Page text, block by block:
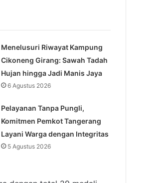
Menelusuri Riwayat Kampung
Cikoneng Girang: Sawah Tadah
Hujan hingga Jadi Manis Jaya
6 Agustus 2026
Pelayanan Tanpa Pungli,
Komitmen Pemkot Tangerang
Layani Warga dengan Integritas
5 Agustus 2026